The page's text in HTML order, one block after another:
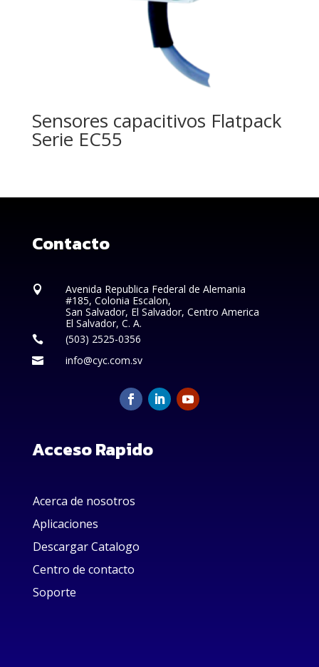
Sensores capacitivos Flatpack
Serie EC55
Contacto

Avenida Republica Federal de Alemania
#185, Colonia Escalon,
San Salvador, El Salvador, Centro America
El Salvador, C. A.
 (503) 2525-0356
 info@cyc.com.sv
Acceso Rapido
Acerca de nosotros
Aplicaciones
Descargar Catalogo
Centro de contacto
Soporte